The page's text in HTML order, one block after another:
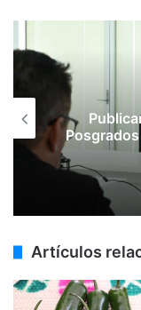
Artículos